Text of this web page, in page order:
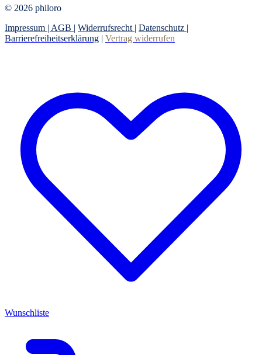
© 2026 philoro
Impressum | AGB | Widerrufsrecht | Datenschutz |
Barrierefreiheitserklärung | Vertrag widerrufen
Wunschliste